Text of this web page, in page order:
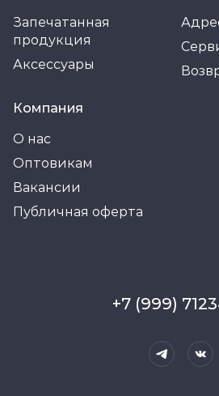
Запечатанная
продукция
Аксессуары
Компания
О нас
Оптовикам
Вакансии
Публичная оферта
+7 (999)